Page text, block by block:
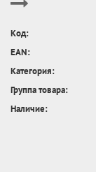
Код:
EAN:
Категория:
Группа товара:
Наличие: